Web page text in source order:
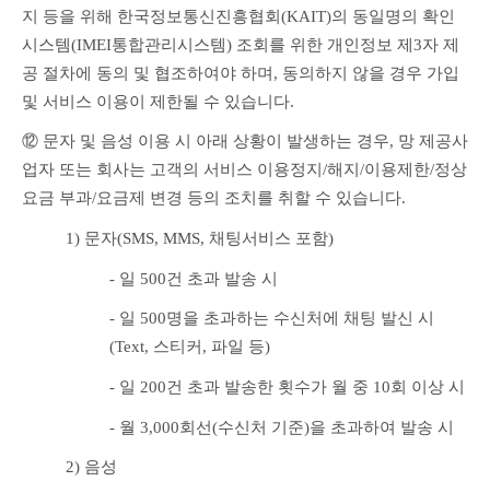
지 등을 위해 한국정보통신진흥협회(KAIT)의 동일명의 확인
시스템(IMEI통합관리시스템) 조회를 위한 개인정보 제3자 제
공 절차에 동의 및 협조하여야 하며, 동의하지 않을 경우 가입
및 서비스 이용이 제한될 수 있습니다.
⑫ 문자 및 음성 이용 시 아래 상황이 발생하는 경우, 망 제공사
업자 또는 회사는 고객의 서비스 이용정지/해지/이용제한/정상
요금 부과/요금제 변경 등의 조치를 취할 수 있습니다.
1) 문자(SMS, MMS, 채팅서비스 포함)
- 일 500건 초과 발송 시
- 일 500명을 초과하는 수신처에 채팅 발신 시
(Text, 스티커, 파일 등)
- 일 200건 초과 발송한 횟수가 월 중 10회 이상 시
- 월 3,000회선(수신처 기준)을 초과하여 발송 시
2) 음성